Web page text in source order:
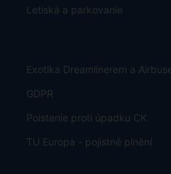
Letiská a parkovanie
Exotika Dreamlinerem a
GDPR
Poistenie proti úpadku CK
TU Europa - pojistné plnění